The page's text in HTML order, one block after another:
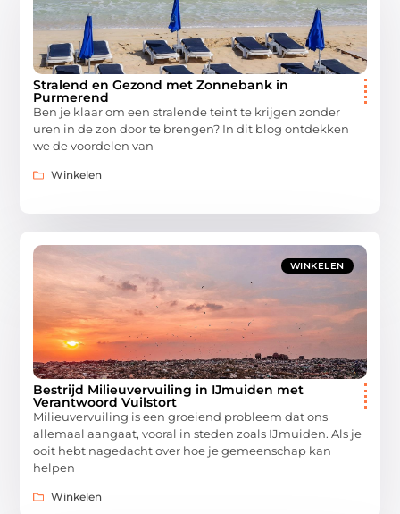
Stralend en Gezond met Zonnebank in
Purmerend
Ben je klaar om een stralende teint te krijgen zonder
uren in de zon door te brengen? In dit blog ontdekken
we de voordelen van
Winkelen
WINKELEN
Bestrijd Milieuvervuiling in IJmuiden met
Verantwoord Vuilstort
Milieuvervuiling is een groeiend probleem dat ons
allemaal aangaat, vooral in steden zoals IJmuiden. Als je
ooit hebt nagedacht over hoe je gemeenschap kan
helpen
Winkelen